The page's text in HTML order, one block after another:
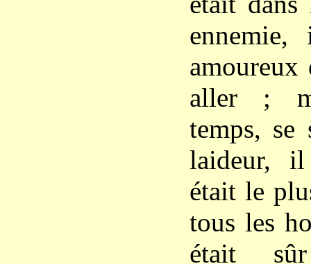
amoureux
aller ;
temps, se
laideur,
était le
tous les
était